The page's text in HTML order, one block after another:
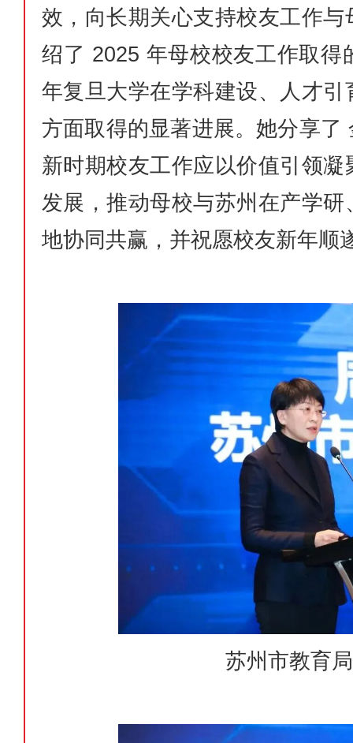
效，向长期关心支持校友工作
绍了 2025 年母校校友工作取
年复旦大学在学科建设、人才
方面取得的显著进展。她分享了
新时期校友工作应以价值引领
发展，推动母校与苏州在产学
地协同共赢，并祝愿校友新年顺
苏州市教育